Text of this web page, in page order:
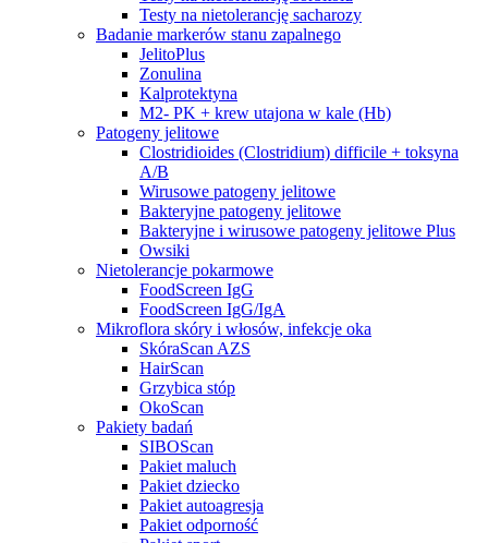
Testy na nietolerancję sacharozy
Badanie markerów stanu zapalnego
JelitoPlus
Zonulina
Kalprotektyna
M2- PK + krew utajona w kale (Hb)
Patogeny jelitowe
Clostridioides (Clostridium) difficile + toksyna
A/B
Wirusowe patogeny jelitowe
Bakteryjne patogeny jelitowe
Bakteryjne i wirusowe patogeny jelitowe Plus
Owsiki
Nietolerancje pokarmowe
FoodScreen IgG
FoodScreen IgG/IgA
Mikroflora skóry i włosów, infekcje oka
SkóraScan AZS
HairScan
Grzybica stóp
OkoScan
Pakiety badań
SIBOScan
Pakiet maluch
Pakiet dziecko
Pakiet autoagresja
Pakiet odporność